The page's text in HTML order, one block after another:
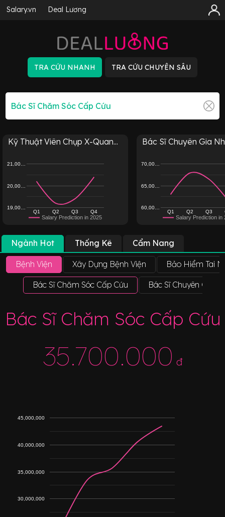
Salary.vn Deal Lương
Kỹ Thuật Viên Chụp X-Quan...
Salary Prediction in 2025
Q1 Q2 Q3 Q4
19,00…
20,00…
21,00…
Bác Sĩ Chuyên Gia
Salary Prediction in
Q1 Q2 Q3
60,00…
65,00…
70,00…
Ngành Hot Thống Kê Cẩm Nang
Bệnh Viện Xây Dựng Bệnh Viện Bảo Hiểm Tai
Bác Sĩ Chăm Sóc Cấp Cứu Bác Sĩ Chuyên Gia
Bác Sĩ Chăm Sóc Cấp Cứu
35.700.000 đ
30,000,000
35,000,000
40,000,000
45,000,000